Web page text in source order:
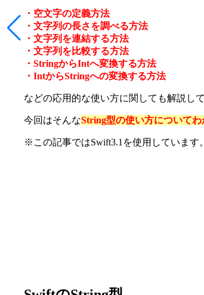
・空文字の定義方法
・文字列の長さを調べる方法
・文字列を連結する方法
・文字列を比較する方法
・StringからIntへ変換する方法
・IntからStringへの変換する方法
などの応用的な使い方に関しても解説して
今回はそんなString型の使い方についてわ
※この記事ではSwift3.1を使用しています。